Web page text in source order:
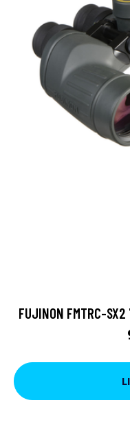
FUJINON FMTRC-SX2